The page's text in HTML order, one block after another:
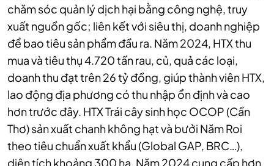
chăm sóc quản lý dịch hại bằng công nghệ, truy
xuất nguồn gốc; liên kết với siêu thị, doanh nghiệp
để bao tiêu sản phẩm đầu ra. Năm 2024, HTX thu
mua và tiêu thụ 4.720 tấn rau, củ, quả các loại,
doanh thu đạt trên 26 tỷ đồng, giúp thành viên HTX,
lao động địa phương có thu nhập ổn định và cao
hơn trước đây. HTX Trái cây sinh học OCOP (Cần
Thơ) sản xuất chanh không hạt và bưởi Năm Roi
theo tiêu chuẩn xuất khẩu (Global GAP, BRC…),
diện tích khoảng 300 ha. Năm 2024 cung cấp hơn